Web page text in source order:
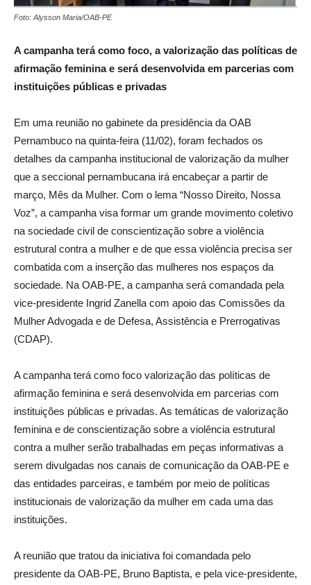
Foto: Alysson Maria/OAB-PE
A campanha terá como foco, a valorização das políticas de
afirmação feminina e será desenvolvida em parcerias com
instituições públicas e privadas
Em uma reunião no gabinete da presidência da OAB
Pernambuco na quinta-feira (11/02), foram fechados os
detalhes da campanha institucional de valorização da mulher
que a seccional pernambucana irá encabeçar a partir de
março, Mês da Mulher. Com o lema “Nosso Direito, Nossa
Voz”, a campanha visa formar um grande movimento coletivo
na sociedade civil de conscientização sobre a violência
estrutural contra a mulher e de que essa violência precisa ser
combatida com a inserção das mulheres nos espaços da
sociedade. Na OAB-PE, a campanha será comandada pela
vice-presidente Ingrid Zanella com apoio das Comissões da
Mulher Advogada e de Defesa, Assistência e Prerrogativas
(CDAP).
A campanha terá como foco valorização das políticas de
afirmação feminina e será desenvolvida em parcerias com
instituições públicas e privadas. As temáticas de valorização
feminina e de conscientização sobre a violência estrutural
contra a mulher serão trabalhadas em peças informativas a
serem divulgadas nos canais de comunicação da OAB-PE e
das entidades parceiras, e também por meio de políticas
institucionais de valorização da mulher em cada uma das
instituições.
A reunião que tratou da iniciativa foi comandada pelo
presidente da OAB-PE, Bruno Baptista, e pela vice-presidente,